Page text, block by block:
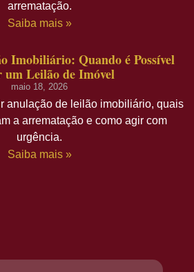
arrematação.
Saiba mais »
Imobiliário: Quando é Possível
Leilão de Imóvel
maio 18, 2026
anulação de leilão imobiliário, quais
a arrematação e como agir com
urgência.
Saiba mais »